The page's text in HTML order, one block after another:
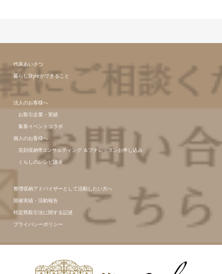
代表あいさつ
暮らしStyleができること
法人のお客様へ
お取引企業・実績
集客イベントコラボ
個人のお客様へ
笑顔収納®コンサルティング ＆プチレッスンお申し込み
くらしのレシピ講座
整理収納アドバイザーとして活動したい方へ
開催実績・活動報告
特定商取引法に関する記述
プライバシーポリシー